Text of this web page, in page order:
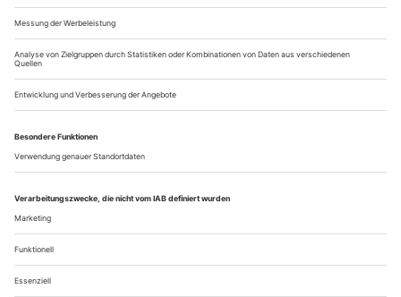
Göttingen/Heidelberg: Atlantas Algorithmen
Deutsches Theater/Theater: Kevin Rittberger «PEAK WHITE oder
Wirr sinkt das Volk» (U)
Im Heidelberger Theater ist die Zukunft noch nicht auf der
Bühne angekommen, im Deutschen Theater Göttingen schon.
Dort rollen alte Männer auf elektrischen Rollstühlen über die
Bühne und werden von einer Pflegekraft versorgt, die auf
einem selbstbalancierenden Elektroroller jongliert. Am
Heidelberger Theater dagegen hat man erst gar nicht den
Versuch unternommen,...
Über uns Kontakt Kritikerumfrage Newsletter